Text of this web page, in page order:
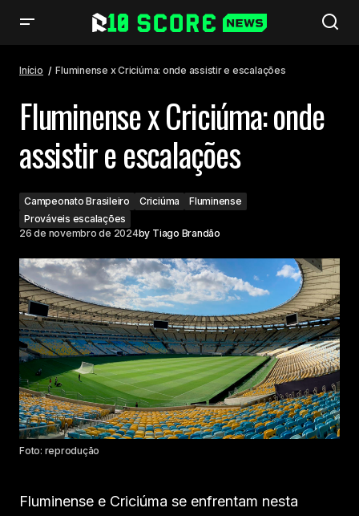
Início Fluminense x Criciúma: onde assistir e escalações
Fluminense x Criciúma: onde
assistir e escalações
Campeonato Brasileiro Criciúma
Fluminense
Prováveis escalações
26 de novembro de 2024by Tiago Brandão
Foto: reprodução
Fluminense e Criciúma se enfrentam nesta